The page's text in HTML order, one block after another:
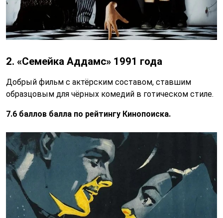
2. «Семейка Аддамс» 1991 года
Добрый фильм с актёрским составом, ставшим
образцовым для чёрных комедий в готическом стиле.
7.6 баллов балла по рейтингу Кинопоиска.